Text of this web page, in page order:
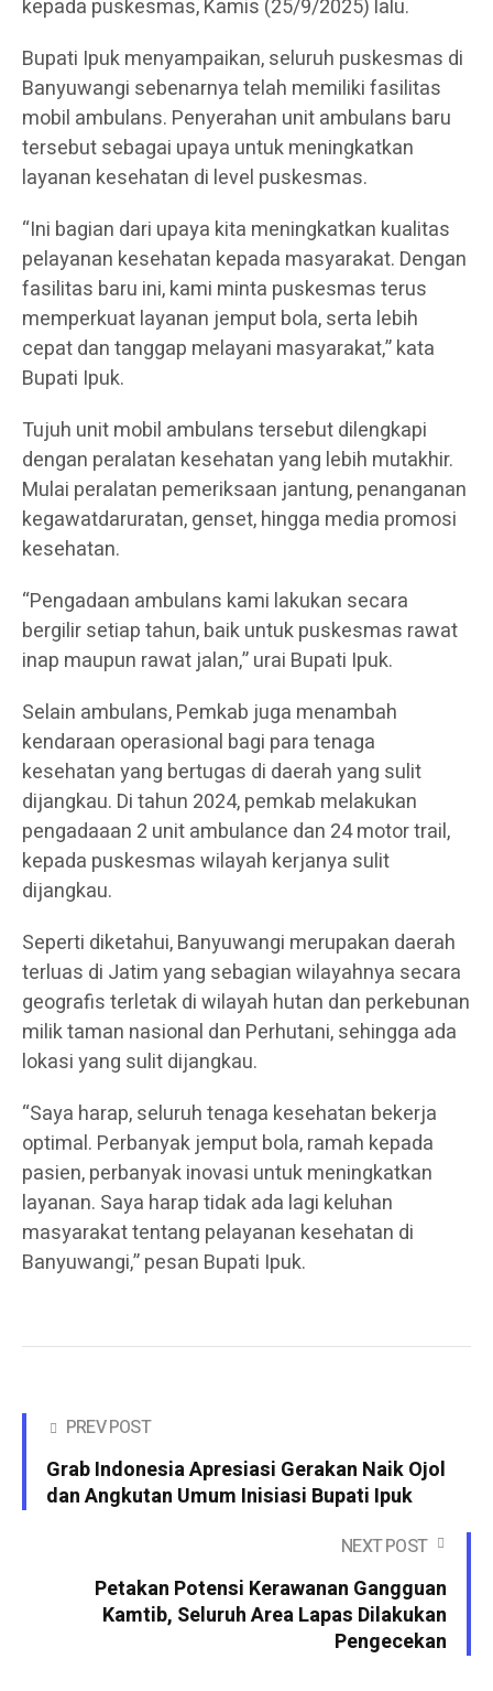
kepada puskesmas, Kamis (25/9/2025) lalu.
Bupati Ipuk menyampaikan, seluruh puskesmas di
Banyuwangi sebenarnya telah memiliki fasilitas
mobil ambulans. Penyerahan unit ambulans baru
tersebut sebagai upaya untuk meningkatkan
layanan kesehatan di level puskesmas.
“Ini bagian dari upaya kita meningkatkan kualitas
pelayanan kesehatan kepada masyarakat. Dengan
fasilitas baru ini, kami minta puskesmas terus
memperkuat layanan jemput bola, serta lebih
cepat dan tanggap melayani masyarakat,” kata
Bupati Ipuk.
Tujuh unit mobil ambulans tersebut dilengkapi
dengan peralatan kesehatan yang lebih mutakhir.
Mulai peralatan pemeriksaan jantung, penanganan
kegawatdaruratan, genset, hingga media promosi
kesehatan.
“Pengadaan ambulans kami lakukan secara
bergilir setiap tahun, baik untuk puskesmas rawat
inap maupun rawat jalan,” urai Bupati Ipuk.
Selain ambulans, Pemkab juga menambah
kendaraan operasional bagi para tenaga
kesehatan yang bertugas di daerah yang sulit
dijangkau. Di tahun 2024, pemkab melakukan
pengadaaan 2 unit ambulance dan 24 motor trail,
kepada puskesmas wilayah kerjanya sulit
dijangkau.
Seperti diketahui, Banyuwangi merupakan daerah
terluas di Jatim yang sebagian wilayahnya secara
geografis terletak di wilayah hutan dan perkebunan
milik taman nasional dan Perhutani, sehingga ada
lokasi yang sulit dijangkau.
“Saya harap, seluruh tenaga kesehatan bekerja
optimal. Perbanyak jemput bola, ramah kepada
pasien, perbanyak inovasi untuk meningkatkan
layanan. Saya harap tidak ada lagi keluhan
masyarakat tentang pelayanan kesehatan di
Banyuwangi,” pesan Bupati Ipuk.
PREV POST
Grab Indonesia Apresiasi Gerakan Naik Ojol
dan Angkutan Umum Inisiasi Bupati Ipuk
NEXT POST
Petakan Potensi Kerawanan Gangguan
Kamtib, Seluruh Area Lapas Dilakukan
Pengecekan